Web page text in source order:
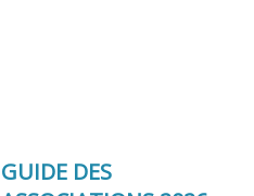
GUIDE DES